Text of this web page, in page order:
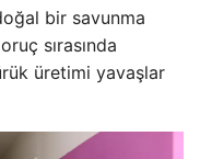
bir savunma
sırasında
üretimi yavaşlar